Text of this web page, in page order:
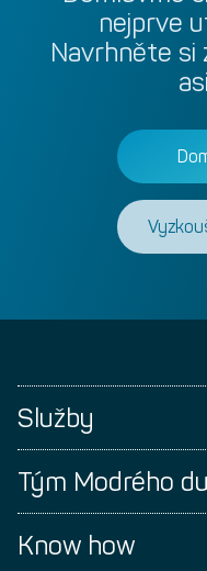
nejprve
Navrhněte si
Služby
Tým Modrého
Know how